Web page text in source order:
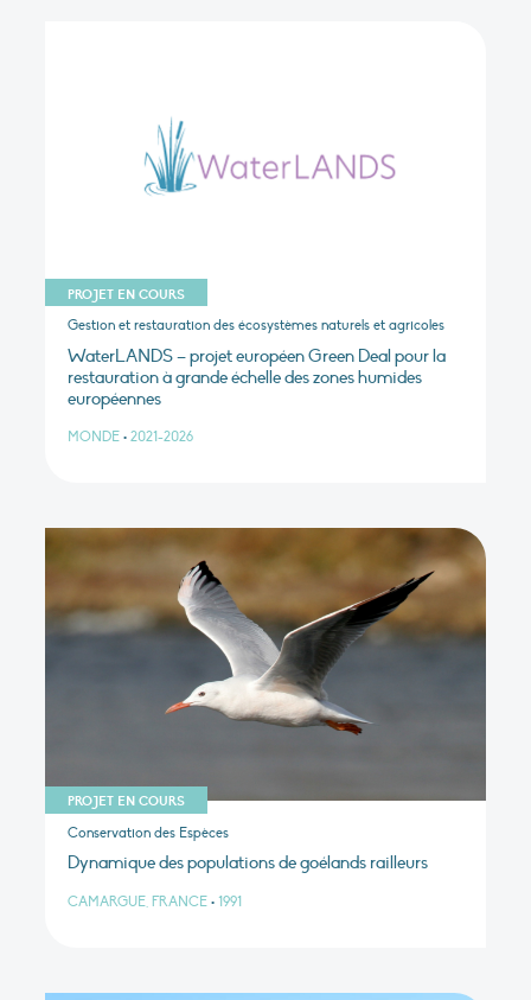
PROJET EN COURS
Gestion et restauration des écosystèmes naturels et agricoles
WaterLANDS – projet européen Green Deal pour la
restauration à grande échelle des zones humides
européennes
MONDE • 2021-2026
PROJET EN COURS
Conservation des Espèces
Dynamique des populations de goélands railleurs
CAMARGUE, FRANCE • 1991